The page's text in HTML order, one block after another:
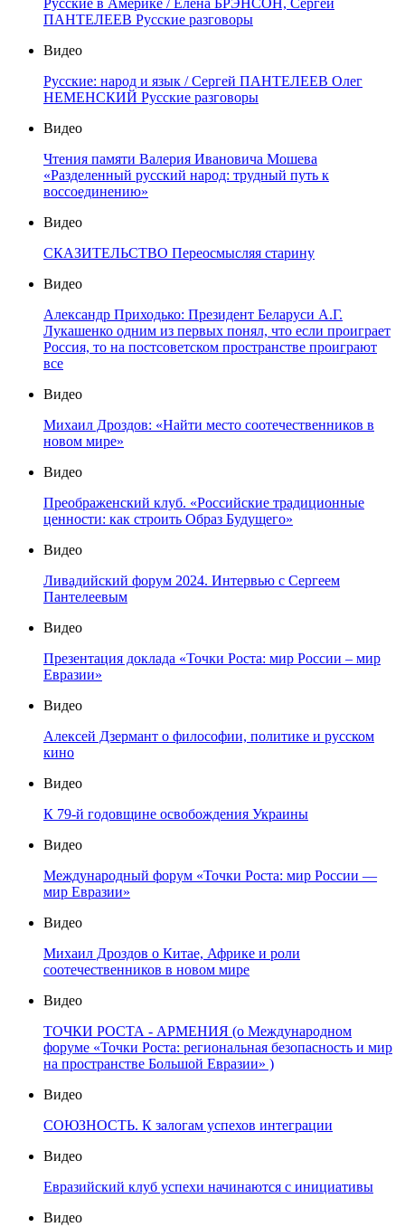
Русские в Америке / Елена БРЭНСОН, Сергей
ПАНТЕЛЕЕВ Русские разговоры
Видео
Русские: народ и язык / Сергей ПАНТЕЛЕЕВ Олег
НЕМЕНСКИЙ Русские разговоры
Видео
Чтения памяти Валерия Ивановича Мошева
«Разделенный русский народ: трудный путь к
воссоединению»
Видео
СКАЗИТЕЛЬСТВО Переосмысляя старину
Видео
Александр Приходько: Президент Беларуси А.Г.
Лукашенко одним из первых понял, что если проиграет
Россия, то на постсоветском пространстве проиграют
все
Видео
Михаил Дроздов: «Найти место соотечественников в
новом мире»
Видео
Преображенский клуб. «Российские традиционные
ценности: как строить Образ Будущего»
Видео
Ливадийский форум 2024. Интервью с Сергеем
Пантелеевым
Видео
Презентация доклада «Точки Роста: мир России – мир
Евразии»
Видео
Алексей Дзермант о философии, политике и русском
кино
Видео
К 79-й годовщине освобождения Украины
Видео
Международный форум «Точки Роста: мир России —
мир Евразии»
Видео
Михаил Дроздов о Китае, Африке и роли
соотечественников в новом мире
Видео
ТОЧКИ РОСТА - АРМЕНИЯ (о Международном
форуме «Точки Роста: региональная безопасность и мир
на пространстве Большой Евразии» )
Видео
СОЮЗНОСТЬ. К залогам успехов интеграции
Видео
Евразийский клуб успехи начинаются с инициативы
Видео